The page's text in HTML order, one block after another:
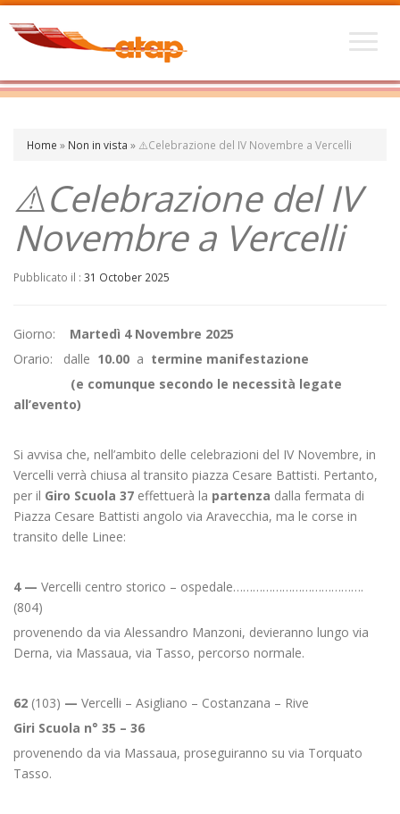
Home » Non in vista » ⚠️Celebrazione del IV Novembre a Vercelli
⚠️Celebrazione del IV
Novembre a Vercelli
Pubblicato il : 31 October 2025
Giorno: Martedì 4 Novembre 2025
Orario: dalle 10.00 a termine manifestazione
(e comunque secondo le necessità legate
all’evento)
Si avvisa che, nell’ambito delle celebrazioni del IV Novembre, in
Vercelli verrà chiusa al transito piazza Cesare Battisti. Pertanto,
per il Giro Scuola 37 effettuerà la partenza dalla fermata di
Piazza Cesare Battisti angolo via Aravecchia, ma le corse in
transito delle Linee:
4 — Vercelli centro storico – ospedale………………………………….
(804)
provenendo da via Alessandro Manzoni, devieranno lungo via
Derna, via Massaua, via Tasso, percorso normale.
62 (103) — Vercelli – Asigliano – Costanzana – Rive
Giri Scuola n° 35 – 36
provenendo da via Massaua, proseguiranno su via Torquato
Tasso.